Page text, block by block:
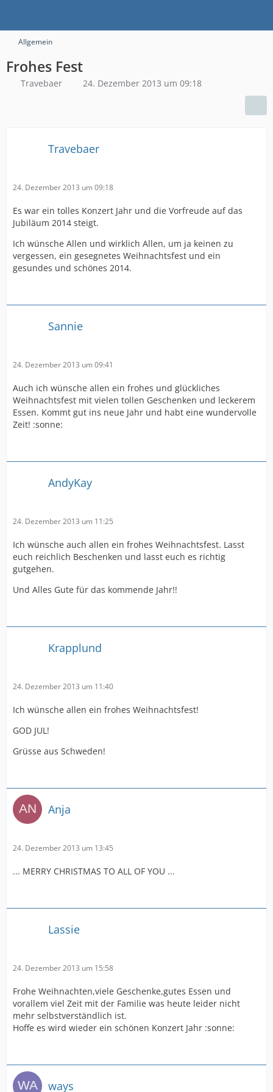
Allgemein
Frohes Fest
Travebaer 24. Dezember 2013 um 09:18
Travebaer
24. Dezember 2013 um 09:18
Es war ein tolles Konzert Jahr und die Vorfreude auf das
Jubiläum 2014 steigt.
Ich wünsche Allen und wirklich Allen, um ja keinen zu
vergessen, ein gesegnetes Weihnachtsfest und ein
gesundes und schönes 2014.
Sannie
24. Dezember 2013 um 09:41
Auch ich wünsche allen ein frohes und glückliches
Weihnachtsfest mit vielen tollen Geschenken und leckerem
Essen. Kommt gut ins neue Jahr und habt eine wundervolle
Zeit! :sonne:
AndyKay
24. Dezember 2013 um 11:25
Ich wünsche auch allen ein frohes Weihnachtsfest. Lasst
euch reichlich Beschenken und lasst euch es richtig
gutgehen.
Und Alles Gute für das kommende Jahr!!
Krapplund
24. Dezember 2013 um 11:40
Ich wünsche allen ein frohes Weihnachtsfest!
GOD JUL!
Grüsse aus Schweden!
Anja
24. Dezember 2013 um 13:45
... MERRY CHRISTMAS TO ALL OF YOU ...
Lassie
24. Dezember 2013 um 15:58
Frohe Weihnachten,viele Geschenke,gutes Essen und
vorallem viel Zeit mit der Familie was heute leider nicht
mehr selbstverständlich ist.
Hoffe es wird wieder ein schönen Konzert Jahr :sonne:
ways